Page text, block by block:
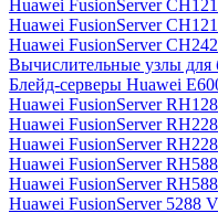
Huawei FusionServer
Huawei FusionServer
Huawei FusionServer
Вычислительные узлы для
Блейд-серверы Huawei
Huawei FusionServer
Huawei FusionServer
Huawei FusionServer
Huawei FusionServer
Huawei FusionServer
Huawei FusionServer 5288